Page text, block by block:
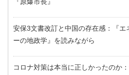
安保3文書改訂と中国の存在感：『エ
ーの地政学』を読みながら
コロナ対策は本当に正しかったのか